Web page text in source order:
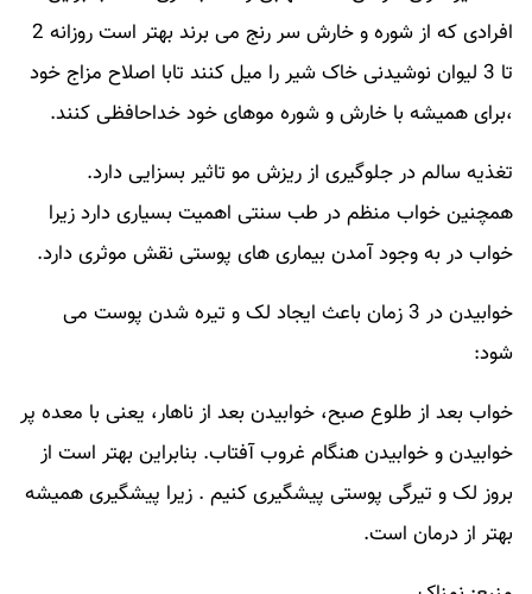
افرادی که از شوره و خارش سر رنج می برند بهتر است روزانه 2
تا 3 لیوان نوشیدنی خاک شیر را میل کنند تابا اصلاح مزاج خود
،برای همیشه با خارش و شوره موهای خود خداحافظی کنند.
تغذیه سالم در جلوگیری از ریزش مو تاثیر بسزایی دارد.
همچنین خواب منظم در طب سنتی اهمیت بسیاری دارد زیرا
خواب در به وجود آمدن بیماری های پوستی نقش موثری دارد.
خوابیدن در 3 زمان باعث ایجاد لک و تیره شدن پوست می
شود:
خواب بعد از طلوع صبح، خوابیدن بعد از ناهار، یعنی با معده پر
خوابیدن و خوابیدن هنگام غروب آفتاب. بنابراین بهتر است از
بروز لک و تیرگی پوستی پیشگیری کنیم . زیرا پیشگیری همیشه
بهتر از درمان است.